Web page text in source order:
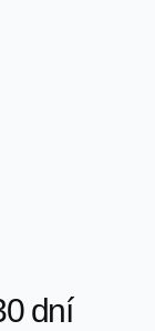
dní